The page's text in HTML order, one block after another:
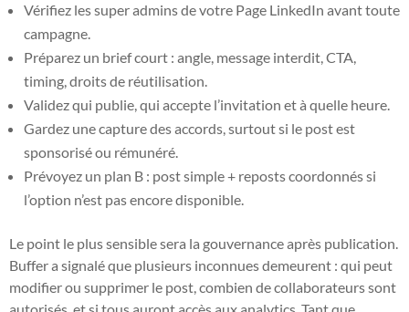
Vérifiez les super admins de votre Page LinkedIn avant toute
campagne.
Préparez un brief court : angle, message interdit, CTA,
timing, droits de réutilisation.
Validez qui publie, qui accepte l’invitation et à quelle heure.
Gardez une capture des accords, surtout si le post est
sponsorisé ou rémunéré.
Prévoyez un plan B : post simple + reposts coordonnés si
l’option n’est pas encore disponible.
Le point le plus sensible sera la gouvernance après publication.
Buffer a signalé que plusieurs inconnues demeurent : qui peut
modifier ou supprimer le post, combien de collaborateurs sont
autorisés, et si tous auront accès aux analytics. Tant que